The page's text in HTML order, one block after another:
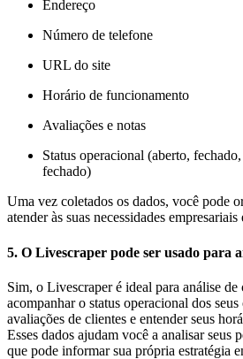
Endereço
Número de telefone
URL do site
Horário de funcionamento
Avaliações e notas
Status operacional (aberto,
fechado)
Uma vez coletados os dados, você pode
atender às suas necessidades empresariais
5. O Livescraper pode ser usado para
Sim, o Livescraper é ideal para análise
acompanhar o status operacional dos
avaliações de clientes e entender seus
Esses dados ajudam você a analisar seus
que pode informar sua própria estratégia